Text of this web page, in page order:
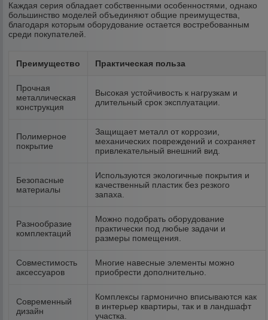
Каждая серия обладает собственными особенностями, однако
большинство моделей объединяют общие преимущества,
благодаря которым оборудование остается востребованным
среди покупателей.
Преимущество Практическая польза
Прочная
металлическая
конструкция
Высокая устойчивость к нагрузкам и
длительный срок эксплуатации.
Полимерное
покрытие
Защищает металл от коррозии,
механических повреждений и сохраняет
привлекательный внешний вид.
Безопасные
материалы
Используются экологичные покрытия и
качественный пластик без резкого
запаха.
Разнообразие
комплектаций
Можно подобрать оборудование
практически под любые задачи и
размеры помещения.
Совместимость
аксессуаров
Многие навесные элементы можно
приобрести дополнительно.
Современный
дизайн
Комплексы гармонично вписываются как
в интерьер квартиры, так и в ландшафт
участка.